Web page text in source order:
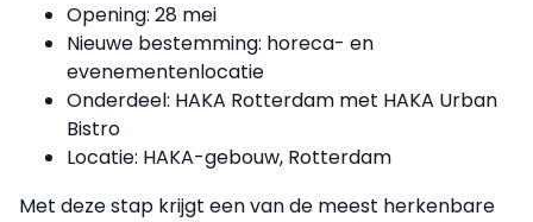
Opening: 28 mei
Nieuwe bestemming: horeca- en
evenementenlocatie
Onderdeel: HAKA Rotterdam met HAKA Urban
Bistro
Locatie: HAKA-gebouw, Rotterdam
Met deze stap krijgt een van de meest herkenbare